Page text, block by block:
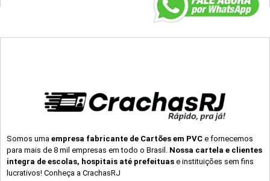
Somos uma empresa fabricante de Cartões em PVC e fornecemos
para mais de 8 mil empresas em todo o Brasil. Nossa cartela e clientes
integra de escolas, hospitais até prefeituas e instituições sem fins
lucrativos! Conheça a CrachasRJ